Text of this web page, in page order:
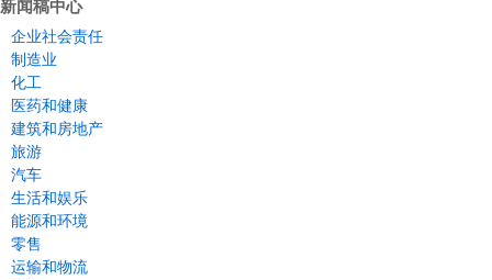
新闻稿中心
企业社会责任
制造业
化工
医药和健康
建筑和房地产
旅游
汽车
生活和娱乐
能源和环境
零售
运输和物流